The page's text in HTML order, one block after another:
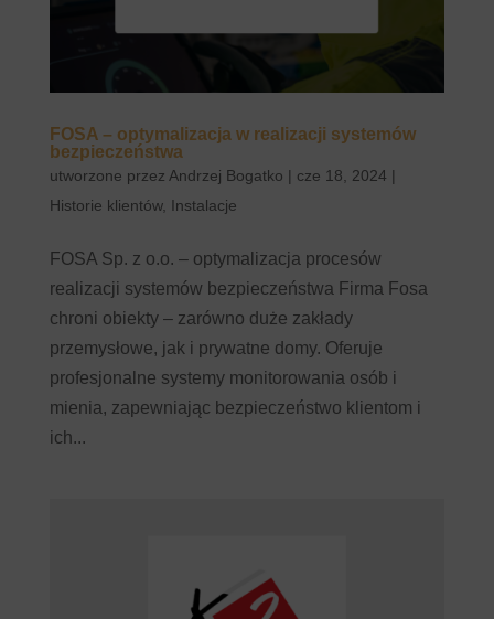
FOSA – optymalizacja w realizacji systemów
bezpieczeństwa
utworzone przez Andrzej Bogatko | cze 18, 2024 |
Historie klientów, Instalacje
FOSA Sp. z o.o. – optymalizacja procesów
realizacji systemów bezpieczeństwa Firma Fosa
chroni obiekty – zarówno duże zakłady
przemysłowe, jak i prywatne domy. Oferuje
profesjonalne systemy monitorowania osób i
mienia, zapewniając bezpieczeństwo klientom i
ich...